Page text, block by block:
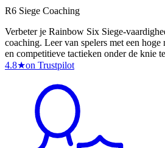
R6 Siege Coaching
Verbeter je Rainbow Six Siege-
coaching. Leer van spelers met een hoge
en competitieve tactieken onder de knie
4.8★on Trustpilot